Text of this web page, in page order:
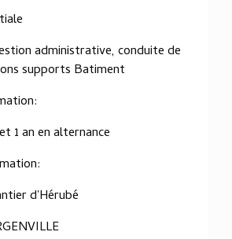
administrative, conduite de
supports Batiment
1 an en alternance
d'Hérubé